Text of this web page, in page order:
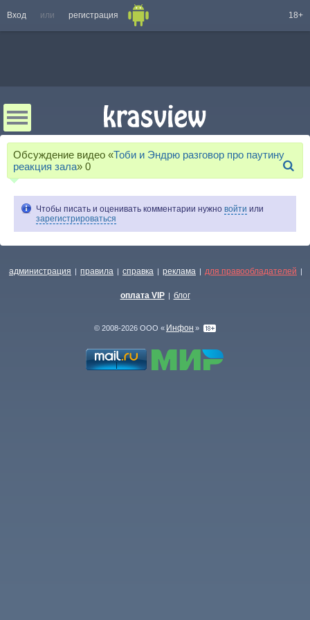
Вход или регистрация 18+
Обсуждение видео «Тоби и Эндрю разговор про паутину
реакция зала» 0
Чтобы писать и оценивать комментарии нужно войти или
зарегистрироваться
администрация | правила | справка | реклама | для правообладателей |
оплата VIP | блог
© 2008-2026 ООО « Инфон »